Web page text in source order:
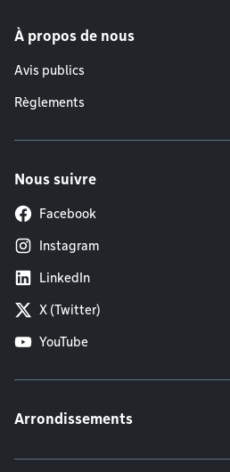
À propos de nous
Avis publics
Règlements
Nous suivre
Facebook
Instagram
LinkedIn
X (Twitter)
YouTube
Arrondissements